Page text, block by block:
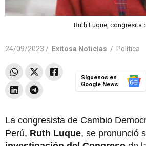
Ruth Luque, congresita
24/09/2023 / Exitosa Noticias / Política
Síguenos en
Google News
La congresista de Cambio
Perú, Ruth Luque, se pronunció